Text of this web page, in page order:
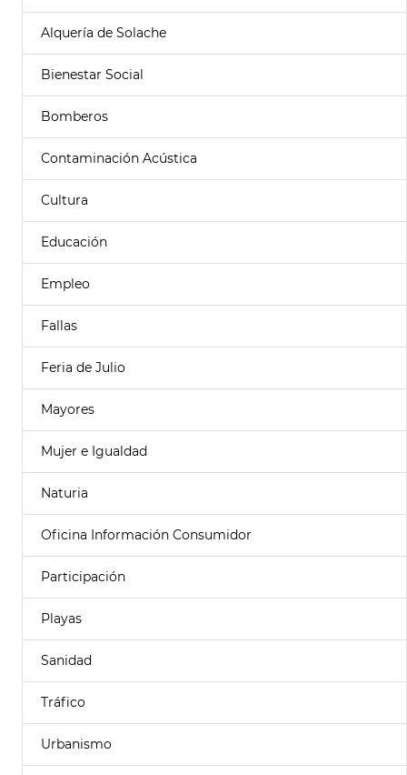
Alquería de Solache
Bienestar Social
Bomberos
Contaminación Acústica
Cultura
Educación
Empleo
Fallas
Feria de Julio
Mayores
Mujer e Igualdad
Naturia
Oficina Información Consumidor
Participación
Playas
Sanidad
Tráfico
Urbanismo